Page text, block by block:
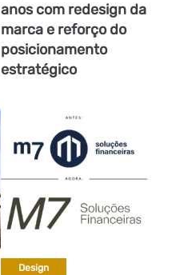
anos com redesign da
marca e reforço do
posicionamento
estratégico
Design